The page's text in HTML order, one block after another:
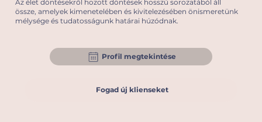
Az élet döntésekről hozott döntések hosszú sorozatából áll
össze, amelyek kimenetelében és kivitelezésében önismeretünk
mélysége és tudatosságunk határai húzódnak.
Profil megtekintése
Fogad új klienseket